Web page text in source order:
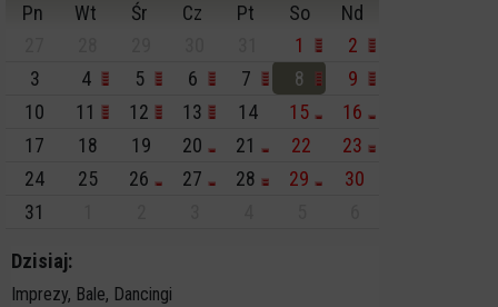
Pn
Wt Śr Cz Pt So
Nd
1
2
3
4 5 6 7 8
9
10
11 12 13 14 15
16
17
18 19 20 21 22
23
24
25 26 27 28 29
30
31
Dzisiaj:
Imprezy, Bale, Dancingi